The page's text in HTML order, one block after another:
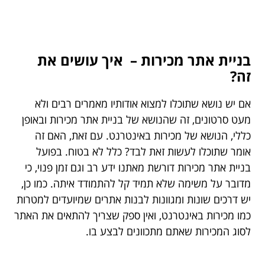
בניית אתר מכירות – איך עושים את
זה?
אם יש נושא שתוכלו למצוא אודותיו מאמרים רבים ולא
מעט סרטונים, זה שהנושא של בניית אתר מכירות ובאופן
כללי, הנושא של מכירות באינטרנט. עם זאת, האם זה
אומר שתוכלו לעשות זאת לבד? כלל לא בטוח. בפועל
בניית אתר מכירות דורשת מאתנו ידע רב וגם זמן פנוי, כי
מדובר על משימה שלא תמיד קל להתמודד איתה. כמו כן,
יש דרכים שונות ומגוונות לבנות אתרים שמיועדים למטרות
כמו מכירות באינטרנט, ואין ספק שצריך להתאים את האתר
לסוג המכירות שאתם מתכוונים לבצע בו.